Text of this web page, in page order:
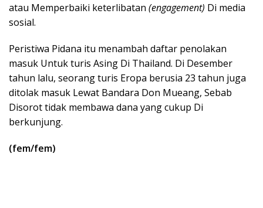
atau Memperbaiki keterlibatan (engagement) Di media
sosial.
Peristiwa Pidana itu menambah daftar penolakan
masuk Untuk turis Asing Di Thailand. Di Desember
tahun lalu, seorang turis Eropa berusia 23 tahun juga
ditolak masuk Lewat Bandara Don Mueang, Sebab
Disorot tidak membawa dana yang cukup Di
berkunjung.
(fem/fem)